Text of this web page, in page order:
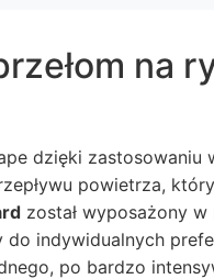
na
dzięki zastosowaniu
powietrza,
został wyposażony
indywidualnych
po bardzo